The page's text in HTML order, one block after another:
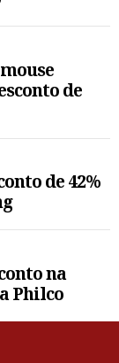
de
de 42%
na
Philco